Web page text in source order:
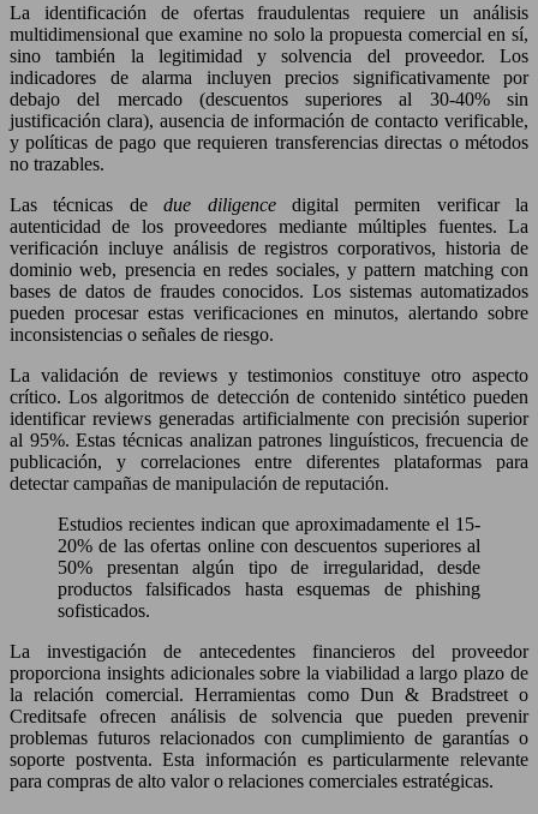
La identificación de ofertas fraudulentas requiere un análisis
multidimensional que examine no solo la propuesta comercial en sí,
sino también la legitimidad y solvencia del proveedor. Los
indicadores de alarma incluyen precios significativamente por
debajo del mercado (descuentos superiores al 30-40% sin
justificación clara), ausencia de información de contacto verificable,
y políticas de pago que requieren transferencias directas o métodos
no trazables.
Las técnicas dedue diligence digital permiten verificar la
autenticidad de los proveedores mediante múltiples fuentes. La
verificación incluye análisis de registros corporativos, historia de
dominio web, presencia en redes sociales, y pattern matching con
bases de datos de fraudes conocidos. Los sistemas automatizados
pueden procesar estas verificaciones en minutos, alertando sobre
inconsistencias o señales de riesgo.
La validación de reviews y testimonios constituye otro aspecto
crítico. Los algoritmos de detección de contenido sintético pueden
identificar reviews generadas artificialmente con precisión superior
al 95%. Estas técnicas analizan patrones linguísticos, frecuencia de
publicación, y correlaciones entre diferentes plataformas para
detectar campañas de manipulación de reputación.
Estudios recientes indican que aproximadamente el 15-
20% de las ofertas online con descuentos superiores al
50% presentan algún tipo de irregularidad, desde
productos falsificados hasta esquemas de phishing
sofisticados.
La investigación de antecedentes financieros del proveedor
proporciona insights adicionales sobre la viabilidad a largo plazo de
la relación comercial. Herramientas como Dun & Bradstreet o
Creditsafe ofrecen análisis de solvencia que pueden prevenir
problemas futuros relacionados con cumplimiento de garantías o
soporte postventa. Esta información es particularmente relevante
para compras de alto valor o relaciones comerciales estratégicas.